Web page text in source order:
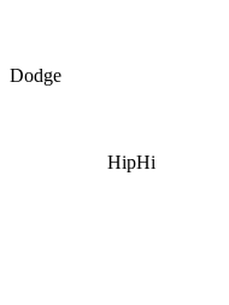
Dodge
HipHi